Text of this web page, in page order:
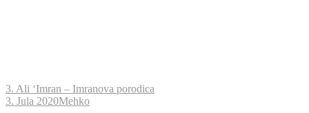
3. Ali ‘Imran – Imranova porodica
3. Jula 2020Mehko